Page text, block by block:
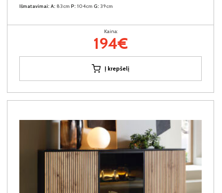
Išmatavimai: A: 83cm P: 104cm G: 39cm
Kaina:
194€
Į krepšelį